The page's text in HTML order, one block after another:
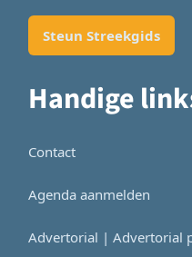
Steun Streekgids
Handige
Contact
Agenda aanmelden
Advertorial | Advertorial